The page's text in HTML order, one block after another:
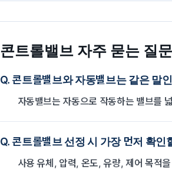
콘트롤밸브 자주 묻는 질문
Q. 콘트롤밸브와 자동밸브는 같은 말
자동밸브는 자동으로 작동하는 밸브를
Q. 콘트롤밸브 선정 시 가장 먼저 확인
사용 유체, 압력, 온도, 유량, 제어 목적